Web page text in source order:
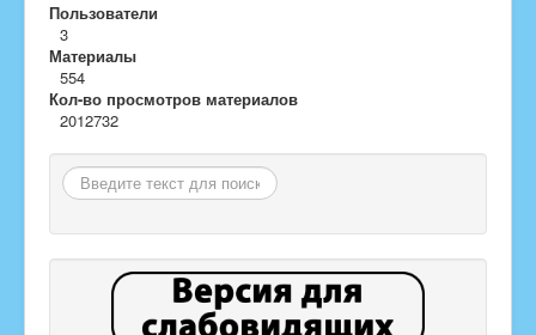
Пользователи
3
Материалы
554
Кол-во просмотров материалов
2012732
Поиск